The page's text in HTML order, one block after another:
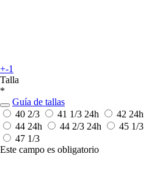
+-1
Talla
*
Guía de tallas
40 2/3
41 1/3 24h 42 24h
44 24h 44 2/3 24h 45 1/3
47 1/3
Este campo es obligatorio